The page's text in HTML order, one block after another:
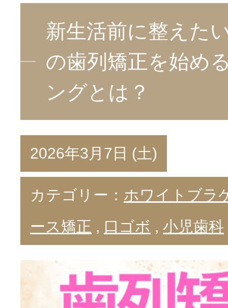
新生活前に整えた
の歯列矯正を始め
ングとは？
2026年3月7日 (土)
カテゴリー： ホワイトブラ
ース矯正 , 口ゴボ , 小児歯科